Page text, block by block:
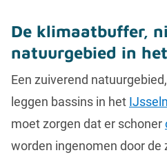
De klimaatbuffer,
natuurgebied in
Een zuiverend
leggen bassins in het
moet zorgen dat er schoner
worden ingenomen door de